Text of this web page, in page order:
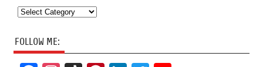
Categories
FOLLOW ME: